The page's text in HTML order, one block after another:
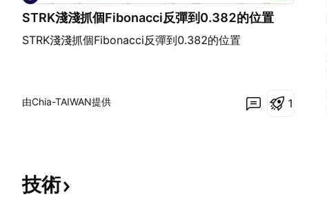
STRK淺淺抓個Fibonacci反彈到0.382的位置
STRK淺淺抓個Fibonacci反彈到0.382的位置
由Chia-TAIWAN提供 1
技術